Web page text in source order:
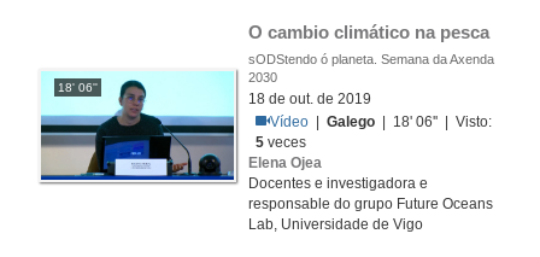
18' 06''
O cambio climático na pesca
sODStendo ó planeta. Semana da Axenda
2030
18 de out. de 2019
Vídeo |Galego | 18' 06'' | Visto:
5 veces
Elena Ojea
Docentes e investigadora e
responsable do grupo Future Oceans
Lab, Universidade de Vigo